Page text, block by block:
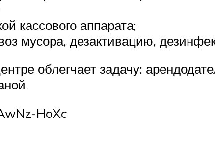
кассового аппарата;
мусора, дезактивацию,
облегчает задачу:
HoXc